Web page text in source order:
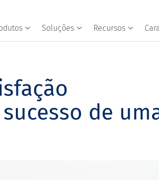
Soluções Recursos
de